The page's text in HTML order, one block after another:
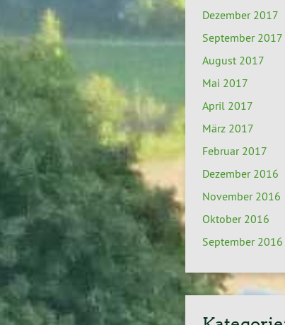
Dezember 2017
September 2017
August 2017
Mai 2017
April 2017
März 2017
Februar 2017
Dezember 2016
November 2016
Oktober 2016
September 2016